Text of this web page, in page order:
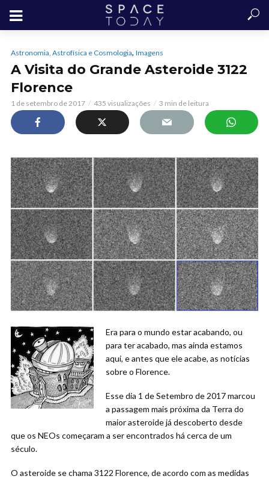
Astronomia, Astrofísica e Cosmologia, Imagens
A Visita do Grande Asteroide 3122
Florence
1 de setembro de 2017 435 visualizações 3 min de leitura
Era para o mundo estar acabando, ou
para ter acabado, mas ainda estamos
aqui, e antes que ele acabe, as notícias
sobre o Florence.
Esse dia 1 de Setembro de 2017 marcou
a passagem mais próxima da Terra do
maior asteroide já descoberto desde
que os NEOs começaram a ser encontrados há cerca de um
século.
O asteroide se chama 3122 Florence, de acordo com as medidas